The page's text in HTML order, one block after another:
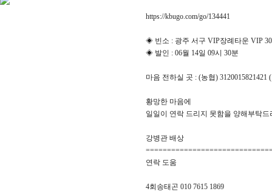
https://kbugo.com/go/134441
◈ 빈소 : 광주 서구 VIP장례타운 VIP
◈ 발인 : 06월 14일 09시 30분
마음 전하실 곳 : (농협) 3120015821421
황망한 마음에
일일이 연락 드리지 못함을 양해부탁
강병관 배상
연락 도움
4회송태곤 010 7615 1869